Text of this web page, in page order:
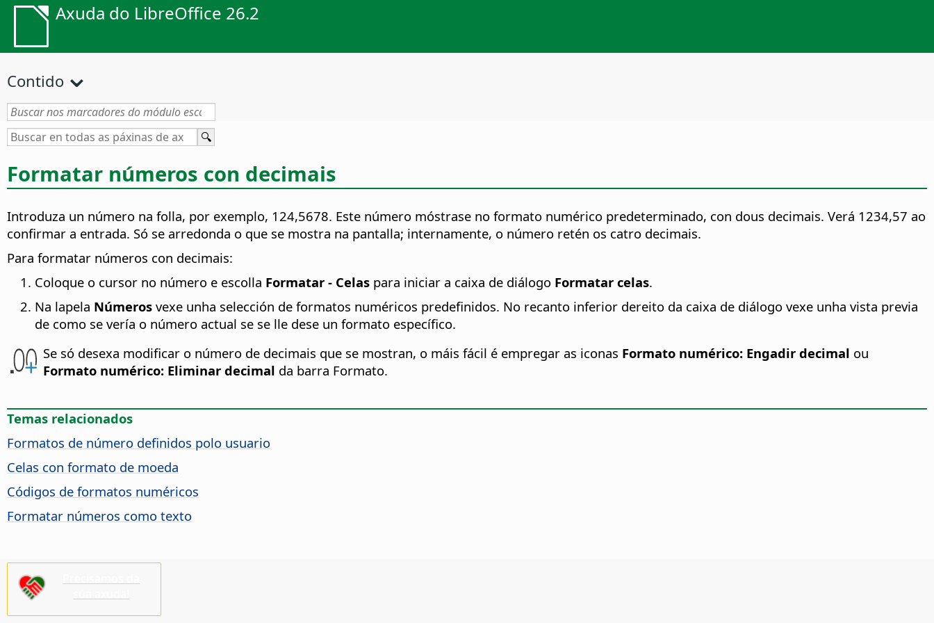
Axuda do LibreOffice 26.2
Contido
Formatar números con decimais
Introduza un número na folla, por exemplo, 124,5678. Este número móstrase no formato numérico predeterminado, con dous decimais. Verá 1234,57 ao
confirmar a entrada. Só se arredonda o que se mostra na pantalla; internamente, o número retén os catro decimais.
Para formatar números con decimais:
Coloque o cursor no número e escolla Formatar - Celas para iniciar a caixa de diálogo Formatar celas.
Na lapela Números vexe unha selección de formatos numéricos predefinidos. No recanto inferior dereito da caixa de diálogo vexe unha vista previa
de como se vería o número actual se se lle dese un formato específico.
Se só desexa modificar o número de decimais que se mostran, o máis fácil é empregar as iconas Formato numérico: Engadir decimal ou
Formato numérico: Eliminar decimal da barra Formato.
Temas relacionados
Formatos de número definidos polo usuario
Celas con formato de moeda
Códigos de formatos numéricos
Formatar números como texto